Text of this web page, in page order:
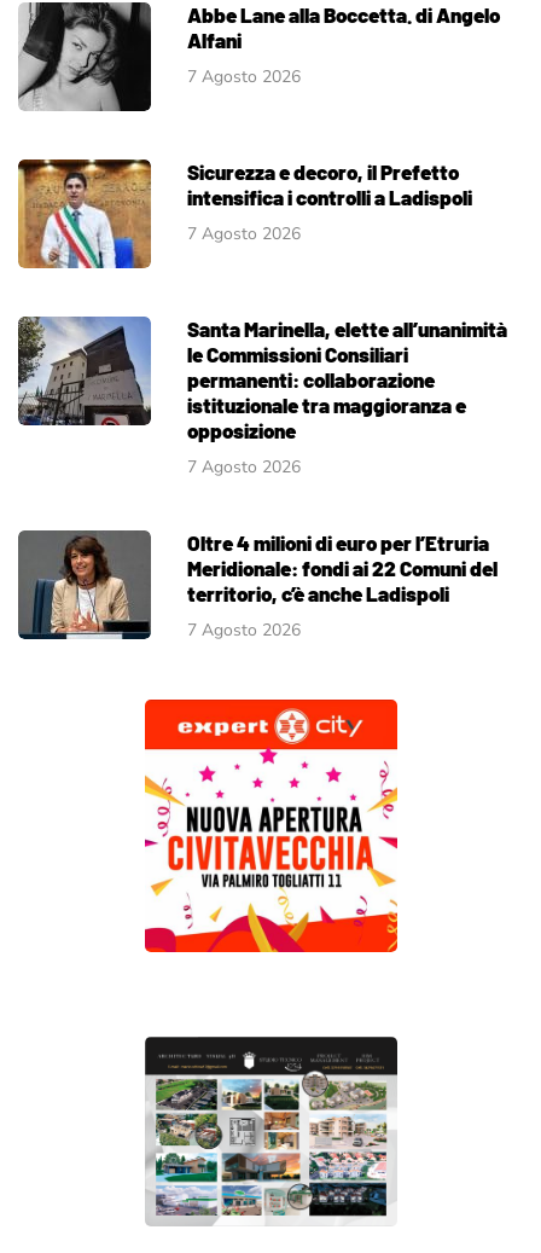
Abbe Lane alla Boccetta. di Angelo
Alfani
7 Agosto 2026
Sicurezza e decoro, il Prefetto
intensifica i controlli a Ladispoli
7 Agosto 2026
Santa Marinella, elette all’unanimità
le Commissioni Consiliari
permanenti: collaborazione
istituzionale tra maggioranza e
opposizione
7 Agosto 2026
Oltre 4 milioni di euro per l’Etruria
Meridionale: fondi ai 22 Comuni del
territorio, c’è anche Ladispoli
7 Agosto 2026